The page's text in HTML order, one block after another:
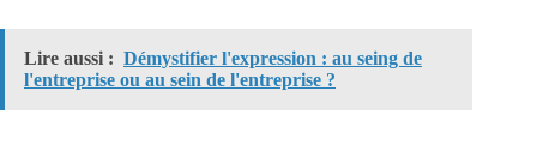
Lire aussi : Démystifier l'expression : au seing de
l'entreprise ou au sein de l'entreprise ?